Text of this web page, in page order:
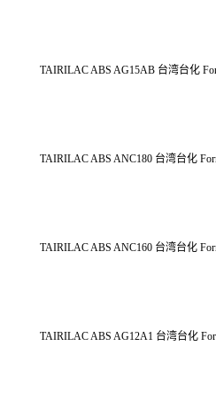
TAIRILAC ABS AG15AB 台湾台化
TAIRILAC ABS ANC180 台湾台化
TAIRILAC ABS ANC160 台湾台化
TAIRILAC ABS AG12A1 台湾台化